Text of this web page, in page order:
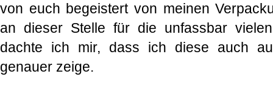
von euch begeistert von meinen
an dieser Stelle für die unfassbar
dachte ich mir, dass ich diese auch
genauer zeige.